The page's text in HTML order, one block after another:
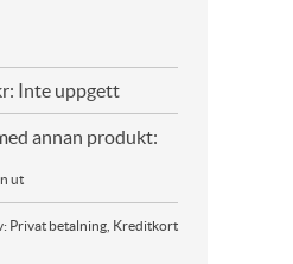
Inte uppgett
annan produkt:
ut
Privat betalning, Kreditkort